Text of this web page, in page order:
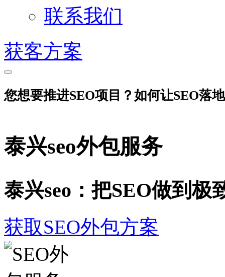
联系我们
获客方案
您想要推进SEO项目？如何让SEO落
泰兴seo外包服务
泰兴seo：把SEO做到极
获取SEO外包方案